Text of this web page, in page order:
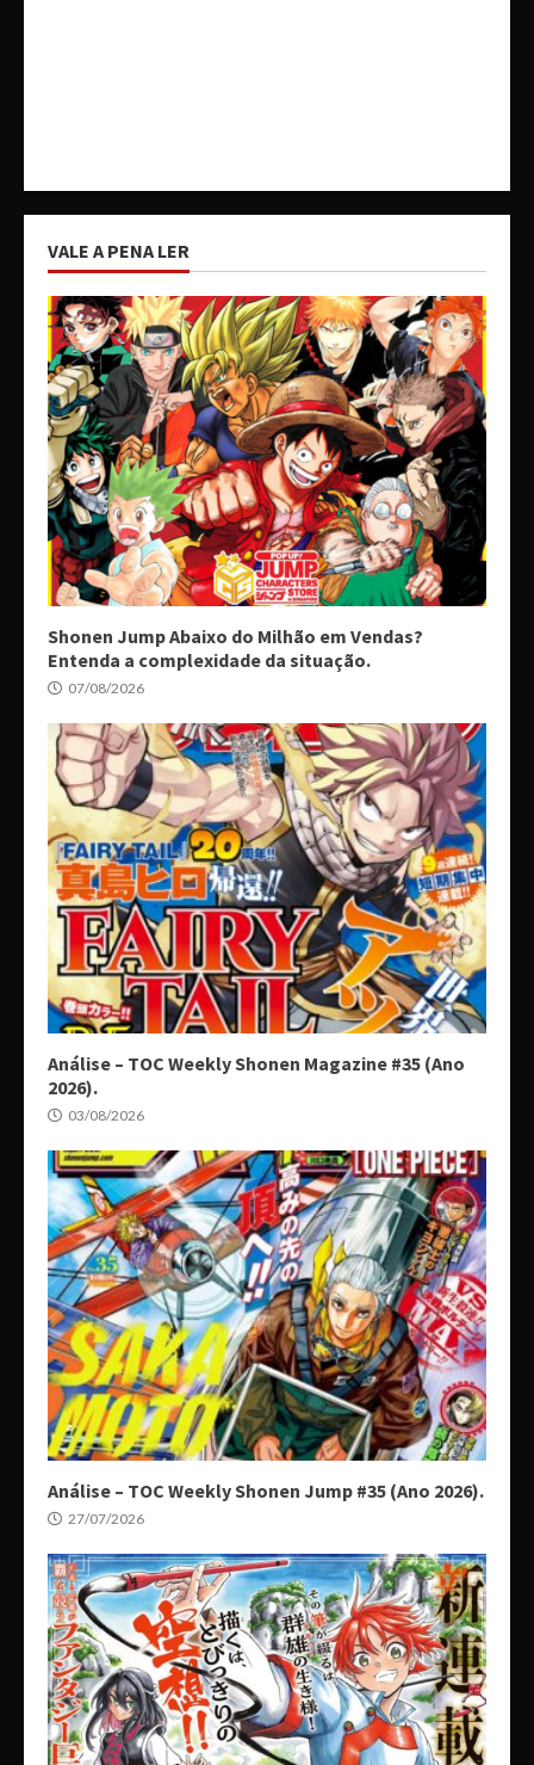
VALE A PENA LER
Shonen Jump Abaixo do Milhão em Vendas?
Entenda a complexidade da situação.
07/08/2026
Análise – TOC Weekly Shonen Magazine #35 (Ano
2026).
03/08/2026
Análise – TOC Weekly Shonen Jump #35 (Ano 2026).
27/07/2026